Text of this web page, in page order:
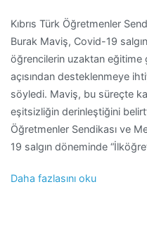
Kıbrıs Türk Öğretmenler
Burak Maviş, Covid-19
öğrencilerin uzaktan eğitime
açısından desteklenmeye
söyledi. Maviş, bu süreçte
eşitsizliğin derinleştiğini
Öğretmenler Sendikası ve
19 salgın döneminde
Daha fazlasını oku